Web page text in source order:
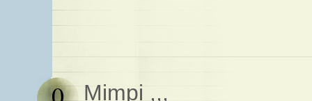
Mimpi ,,,